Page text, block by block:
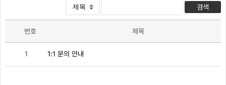
검색
번호 제목
1 1:1 문의 안내